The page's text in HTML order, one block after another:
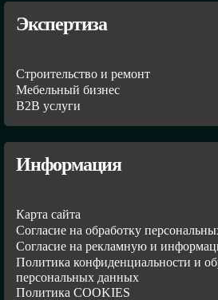
Экспертиза
Строительство и ремонт
Мебельный бизнес
В2В услуги
Информация
Карта сайта
Согласие на обработку
Согласие на рекламную и
Политика конфиденциальности и
персональных данных
Политика COOKIES